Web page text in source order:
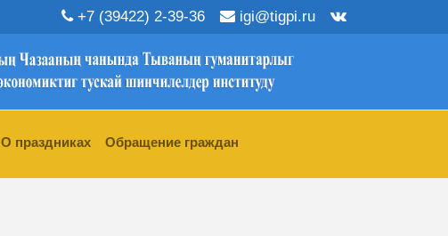
+7 (39422) 2-39-36 igi@tigpi.ru
О праздниках
Обращение граждан